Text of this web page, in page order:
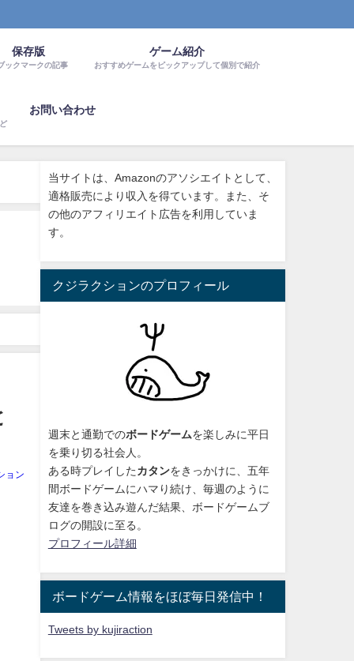
保存版
ックマークの記事
ゲーム紹介
おすすめゲームをピックアップして個別で紹介
お問い合わせ
ョン
当サイトは、Amazonのアソシエイトとして、
適格販売により収入を得ています。また、そ
の他のアフィリエイト広告を利用していま
す。
クジラクションのプロフィール
週末と通勤でのボードゲームを楽しみに平日
を乗り切る社会人。
ある時プレイした カタンをきっかけに、 五年
間ボードゲームにハマり続け 、毎週のように
友達を巻き込み遊んだ結果、ボードゲームブ
ログの開設に至る。
プロフィール詳細
ボードゲーム情報をほぼ毎日発信中！
Tweets by kujiraction